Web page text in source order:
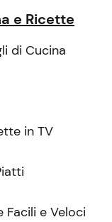
e Ricette
di Cucina
in TV
Facili e Veloci